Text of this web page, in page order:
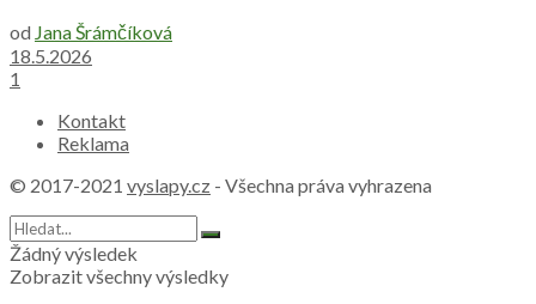
od Jana Šrámčíková
18.5.2026
1
Kontakt
Reklama
© 2017-2021 vyslapy.cz - Všechna práva vyhrazena
Žádný výsledek
Zobrazit všechny výsledky